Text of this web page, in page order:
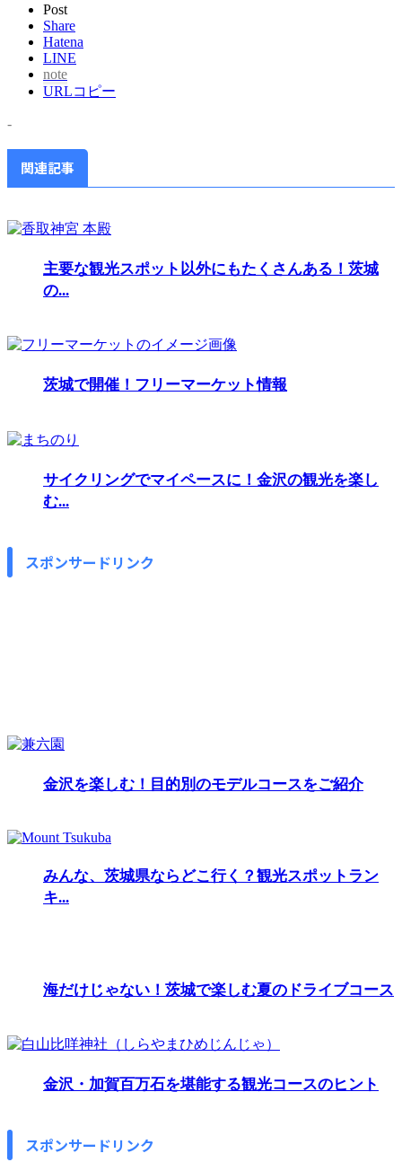
Post
Share
Hatena
LINE
note
URLコピー
-
関連記事
主要な観光スポット以外にもたくさんある！茨城
の...
茨城で開催！フリーマーケット情報
サイクリングでマイペースに！金沢の観光を楽し
む...
スポンサードリンク
金沢を楽しむ！目的別のモデルコースをご紹介
みんな、茨城県ならどこ行く？観光スポットラン
キ...
海だけじゃない！茨城で楽しむ夏のドライブコース
金沢・加賀百万石を堪能する観光コースのヒント
スポンサードリンク